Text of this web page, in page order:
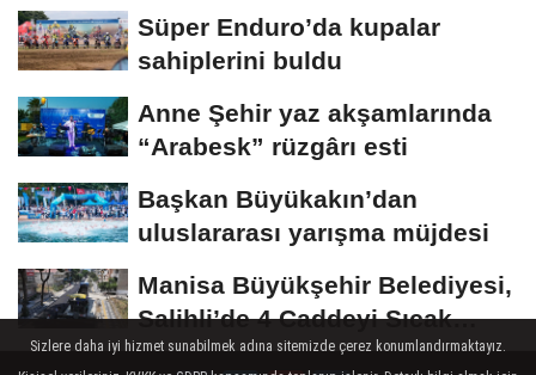
Süper Enduro’da kupalar
sahiplerini buldu
Anne Şehir yaz akşamlarında
“Arabesk” rüzgârı esti
Başkan Büyükakın’dan
uluslararası yarışma müjdesi
Manisa Büyükşehir Belediyesi,
Salihli’de 4 Caddeyi Sıcak
Asfaltla...
Sizlere daha iyi hizmet sunabilmek adına sitemizde çerez konumlandırmaktayız.